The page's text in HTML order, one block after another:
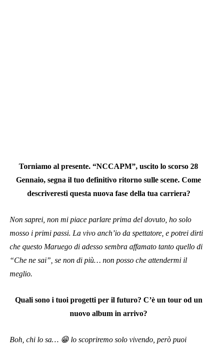
Torniamo al presente. “NCCAPM”, uscito lo scorso 28
Gennaio, segna il tuo definitivo ritorno sulle scene. Come
descriveresti questa nuova fase della tua carriera?
Non saprei, non mi piace parlare prima del dovuto, ho solo
mosso i primi passi. La vivo anch’io da spettatore, e potrei dirti
che questo Maruego di adesso sembra affamato tanto quello di
“Che ne sai”, se non di più… non posso che attendermi il
meglio.
Quali sono i tuoi progetti per il futuro? C’è un tour od un
nuovo album in arrivo?
Boh, chi lo sa… 😁 lo scopriremo solo vivendo, però puoi